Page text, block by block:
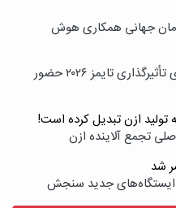
جهانی همکاری هوش
چرا هیچ دانشگاه ایرانی در رتبه‌بندی تأثیرگذاری تایمز ۲۰۲۶ حضور
تولید ازن تبدیل کرده است!
تجمع آلاینده ازن
شد
ایستگاه‌های جدید سنجش